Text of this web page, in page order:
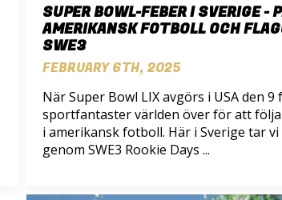
SUPER BOWL-FEBER I SVERIGE -
AMERIKANSK FOTBOLL OCH
SWE3
FEBRUARY 6TH, 2025
När Super Bowl LIX avgörs i USA den
sportfantaster världen över för att
i amerikansk fotboll. Här i Sverige tar
genom SWE3 Rookie Days ...